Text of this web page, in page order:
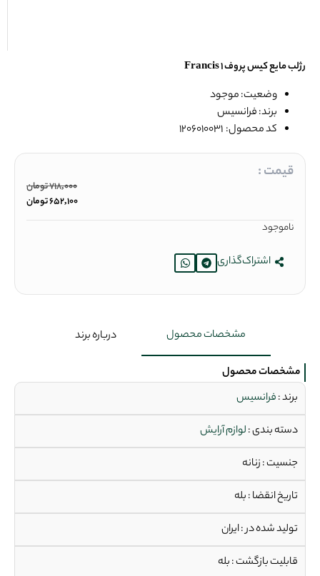
رژلب مایع کیس پروف 1 Francis
وضعیت: موجود
برند: فرانسیس
کد محصول: 1206010031
قیمت :
718,000تومان
652,100تومان
ناموجود
اشتراک‌گذاری
مشخصات محصول درباره برند
مشخصات محصول
قابلیت بازگشت : بله
تولید شده در : ایران
تاریخ انقضا : بله
جنسیت : زنانه
دسته بندی :لوازم آرایش
برند :فرانسیس